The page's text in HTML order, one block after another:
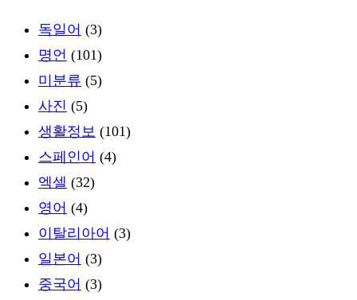
독일어 (3)
명언 (101)
미분류 (5)
사진 (5)
생활정보 (101)
스페인어 (4)
엑셀 (32)
영어 (4)
이탈리아어 (3)
일본어 (3)
중국어 (3)